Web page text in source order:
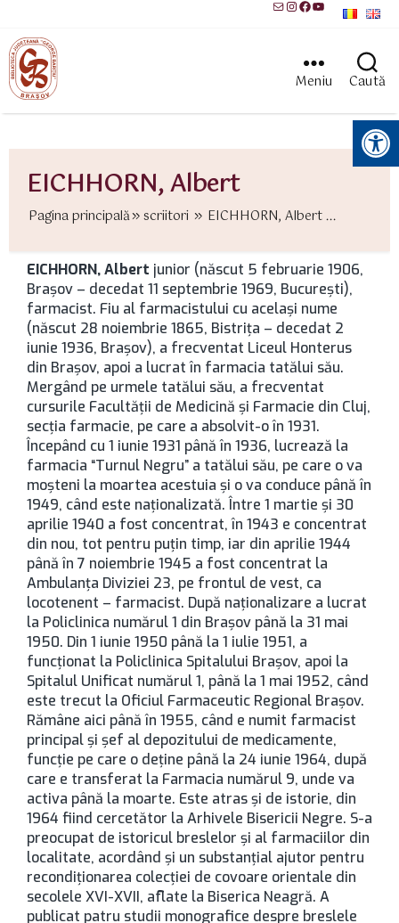
MailInstagram
Facebook
YouTube
Meniu Caută
Instrumente pentru accesibilitate
EICHHORN, Albert
Pagina principală scriitori EICHHORN, Albert ...
EICHHORN, Albert junior (născut 5 februarie 1906,
Brașov – decedat 11 septembrie 1969, București),
farmacist. Fiu al farmacistului cu acelaşi nume
(născut 28 noiembrie 1865, Bistriţa – decedat 2
iunie 1936, Brașov), a frecventat Liceul Honterus
din Brașov, apoi a lucrat în farmacia tatălui său.
Mergând pe urmele tatălui său, a frecventat
cursurile Facultății de Medicină şi Farmacie din Cluj,
secţia farmacie, pe care a absolvit-o în 1931.
Începând cu 1 iunie 1931 până în 1936, lucrează la
farmacia “Turnul Negru” a tatălui său, pe care o va
moşteni la moartea acestuia şi o va conduce până în
1949, când este naţionalizată. Între 1 martie şi 30
aprilie 1940 a fost concentrat, în 1943 e concentrat
din nou, tot pentru puţin timp, iar din aprilie 1944
până în 7 noiembrie 1945 a fost concentrat la
Ambulanţa Diviziei 23, pe frontul de vest, ca
locotenent – farmacist. După naţionalizare a lucrat
la Policlinica numărul 1 din Brașov până la 31 mai
1950. Din 1 iunie 1950 până la 1 iulie 1951, a
funcţionat la Policlinica Spitalului Brașov, apoi la
Spitalul Unificat numărul 1, până la 1 mai 1952, când
este trecut la Oficiul Farmaceutic Regional Brașov.
Rămâne aici până în 1955, când e numit farmacist
principal şi şef al depozitului de medicamente,
funcţie pe care o deţine până la 24 iunie 1964, după
care e transferat la Farmacia numărul 9, unde va
activa până la moarte. Este atras şi de istorie, din
1964 fiind cercetător la Arhivele Bisericii Negre. S-a
preocupat de istoricul breslelor şi al farmaciilor din
localitate, acordând şi un substanţial ajutor pentru
recondiţionarea colecţiei de covoare orientale din
secolele XVI-XVII, aflate la Biserica Neagră. A
publicat patru studii monografice despre breslele